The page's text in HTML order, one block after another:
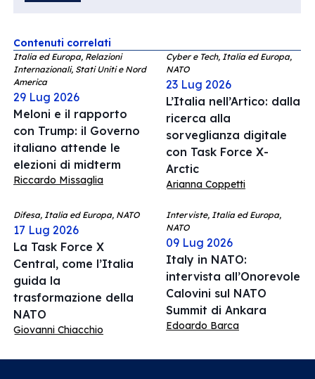
Contenuti correlati
Italia ed Europa, Relazioni
Internazionali, Stati Uniti e Nord
America
29 Lug 2026
Meloni e il rapporto
con Trump: il Governo
italiano attende le
elezioni di midterm
Riccardo Missaglia
Cyber e Tech, Italia ed Europa,
NATO
23 Lug 2026
L’Italia nell’Artico: dalla
ricerca alla
sorveglianza digitale
con Task Force X-
Arctic
Arianna Coppetti
Difesa, Italia ed Europa, NATO
17 Lug 2026
La Task Force X
Central, come l’Italia
guida la
trasformazione della
NATO
Giovanni Chiacchio
Interviste, Italia ed Europa,
NATO
09 Lug 2026
Italy in NATO:
intervista all’Onorevole
Calovini sul NATO
Summit di Ankara
Edoardo Barca